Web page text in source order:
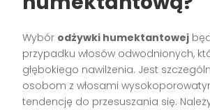
Wybór odżywki humektantowej
przypadku włosów odwodnionych,
głębokiego nawilżenia. Jest
osobom z włosami
tendencję do przesuszania się.